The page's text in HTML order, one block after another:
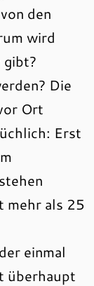
den
wird
gibt?
Die
Ort
Erst
mehr als 25
einmal
überhaupt